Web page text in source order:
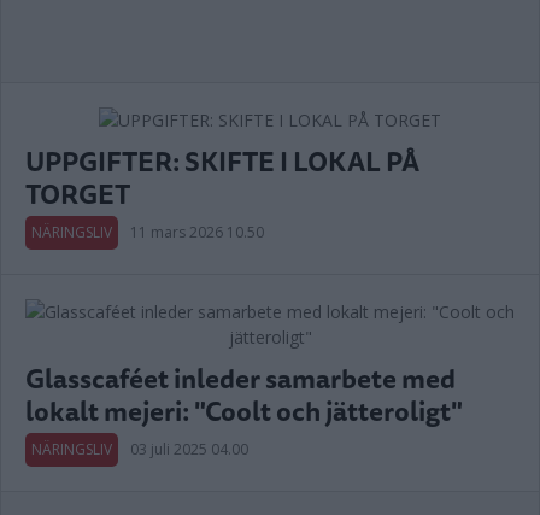
UPPGIFTER: SKIFTE I LOKAL PÅ
TORGET
NÄRINGSLIV 11 mars 2026 10.50
Glasscaféet inleder samarbete med
lokalt mejeri: "Coolt och jätteroligt"
NÄRINGSLIV 03 juli 2025 04.00